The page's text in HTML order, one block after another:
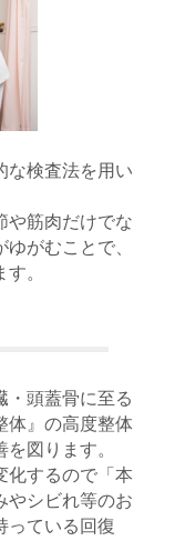
な検査法を用い
や筋肉だけでな
がむことで、
。
・頭蓋骨に至る
体』の高度整体
図ります。
化するので「本
やシビれ等のお
っている回復